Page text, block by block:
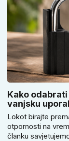
Kako
vanjsku
Lokot birajte
otpornosti na
članku